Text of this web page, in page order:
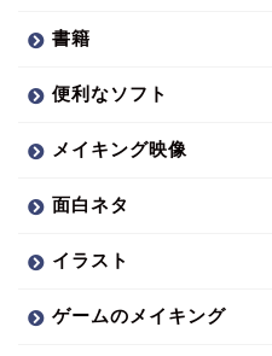
書籍
便利なソフト
メイキング映像
面白ネタ
イラスト
ゲームのメイキング